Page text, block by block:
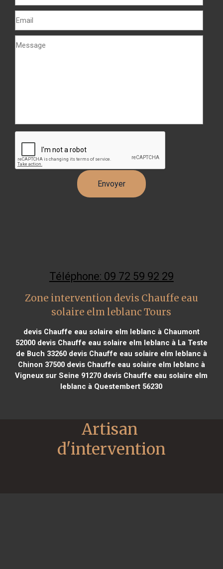
Téléphone: 09 72 59 92 29
Zone intervention devis Chauffe eau
solaire elm leblanc Tours
devis Chauffe eau solaire elm leblanc à Chaumont
52000devis Chauffe eau solaire elm leblanc à La Teste
de Buch 33260devis Chauffe eau solaire elm leblanc à
Chinon 37500devis Chauffe eau solaire elm leblanc à
Vigneux sur Seine 91270 devis Chauffe eau solaire elm
leblanc à Questembert 56230
Artisan
d'intervention